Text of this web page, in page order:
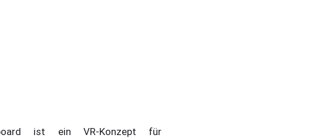
ist ein VR-Konzept für